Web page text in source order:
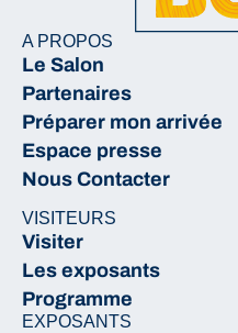
A PROPOS
Le Salon
Partenaires
Préparer mon arrivée
Espace presse
Nous Contacter
VISITEURS
Visiter
Les exposants
Programme
EXPOSANTS